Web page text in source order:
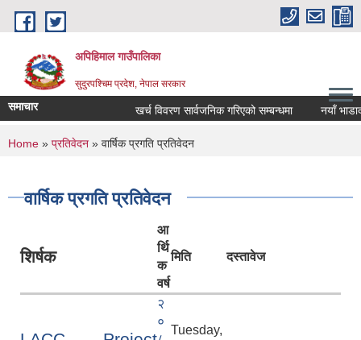
Skip to main content
अपिहिमाल गाउँपालिका
सुदुरपश्चिम प्रदेश, नेपाल सरकार
समाचार खर्च विवरण सार्वजनिक गरिएको सम्बन्धमा नयाँ
You are here
Home » प्रतिवेदन » वार्षिक प्रगति प्रतिवेदन
वार्षिक प्रगति प्रतिवेदन
शिर्षक
आ
र्थि
क
वर्ष
मिति दस्तावेज
२
०
Tuesday,